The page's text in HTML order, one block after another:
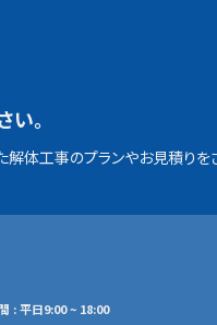
い。
体工事のプランやお見積りを
: 平日9:00 ~ 18:00